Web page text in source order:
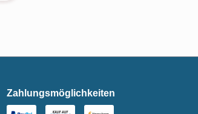
Zahlungsmöglichkeiten